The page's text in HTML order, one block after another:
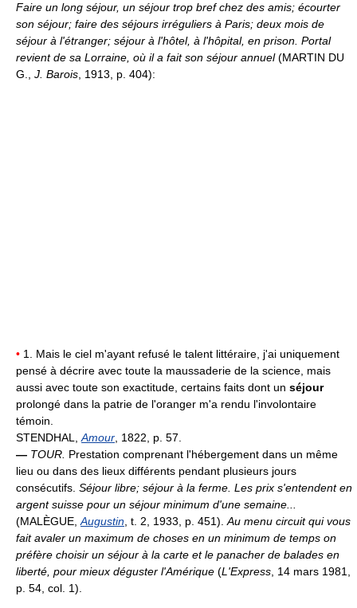
Faire un long séjour, un séjour trop bref chez des amis; écourter
son séjour; faire des séjours irréguliers à Paris; deux mois de
séjour à l'étranger; séjour à l'hôtel, à l'hôpital, en prison. Portal
revient de sa Lorraine, où il a fait son séjour annuel(MARTIN DU
G., J. Barois, 1913, p. 404):
• 1. Mais le ciel m'ayant refusé le talent littéraire, j'ai uniquement
pensé à décrire avec toute la maussaderie de la science, mais
aussi avec toute son exactitude, certains faits dont un séjour
prolongé dans la patrie de l'oranger m'a rendu l'involontaire
témoin.
STENDHAL,Amour, 1822, p. 57.
— TOUR. Prestation comprenant l'hébergement dans un même
lieu ou dans des lieux différents pendant plusieurs jours
consécutifs. Séjour libre; séjour à la ferme. Les prix s'entendent en
argent suisse pour un séjour minimum d'une semaine...
(MALÈGUE,Augustin, t. 2, 1933, p. 451).Au menu circuit qui vous
fait avaler un maximum de choses en un minimum de temps on
préfère choisir un séjour à la carte et le panacher de balades en
liberté, pour mieux déguster l'Amérique (L'Express, 14 mars 1981,
p. 54, col. 1).